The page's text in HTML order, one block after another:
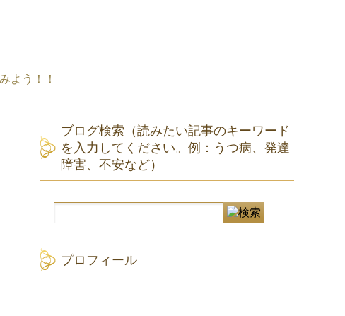
よう！！
ブログ検索（読みたい記事のキーワード
を入力してください。例：うつ病、発達
障害、不安など）
プロフィール